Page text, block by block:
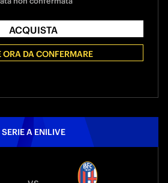
ACQUISTA
ORA DA CONFERMARE
SERIE A ENILIVE